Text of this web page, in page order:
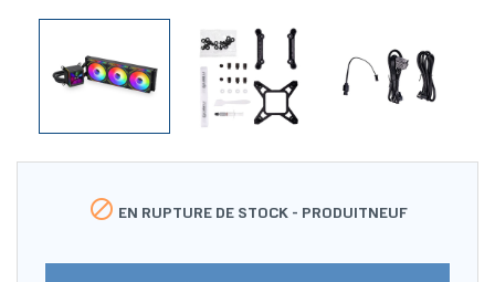
 EN RUPTURE DE STOCK - PRODUITNEUF